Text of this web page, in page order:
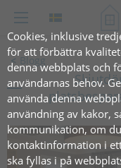
Cookies, inklusive
för att förbättra
denna webbplats och
användarnas behov.
använda denna
användning av kakor,
kommunikation, om
kontaktinformation i
ska fyllas i på
Blogg